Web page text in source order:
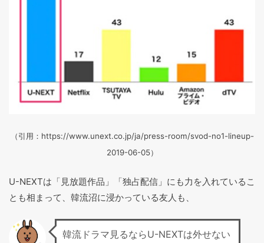
（引用：https://www.unext.co.jp/ja/press-room/svod-no1-lineup-
2019-06-05）
U-NEXTは「見放題作品」「独占配信」にも力を入れているこ
とも相まって、韓流沼に浸かっている友人も、
韓流ドラマ見るならU-NEXTは外せない